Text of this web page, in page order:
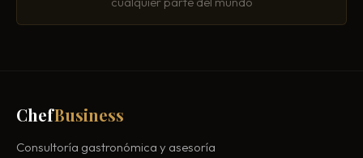
ChefBusiness
Consultoría gastronómica y asesoría